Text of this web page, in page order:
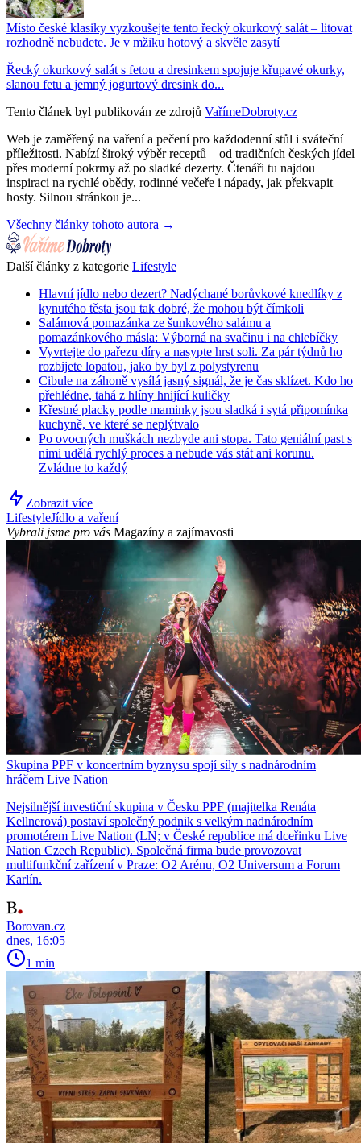
Místo české klasiky vyzkoušejte tento řecký okurkový salát – litovat
rozhodně nebudete. Je v mžiku hotový a skvěle zasytí
Řecký okurkový salát s fetou a dresinkem spojuje křupavé okurky,
slanou fetu a jemný jogurtový dresink do...
Tento článek byl publikován ze zdrojů VařímeDobroty.cz
Web je zaměřený na vaření a pečení pro každodenní stůl i sváteční
příležitosti. Nabízí široký výběr receptů – od tradičních českých jídel
přes moderní pokrmy až po sladké dezerty. Čtenáři tu najdou
inspiraci na rychlé obědy, rodinné večeře i nápady, jak překvapit
hosty. Silnou stránkou je...
Všechny články tohoto autora →
Další články z kategorie Lifestyle
Hlavní jídlo nebo dezert? Nadýchané borůvkové knedlíky z
kynutého těsta jsou tak dobré, že mohou být čímkoli
Salámová pomazánka ze šunkového salámu a
pomazánkového másla: Výborná na svačinu i na chlebíčky
Vyvrtejte do pařezu díry a nasypte hrst soli. Za pár týdnů ho
rozbijete lopatou, jako by byl z polystyrenu
Cibule na záhoně vysílá jasný signál, že je čas sklízet. Kdo ho
přehlédne, tahá z hlíny hnijící kuličky
Křestné placky podle maminky jsou sladká i sytá připomínka
kuchyně, ve které se neplýtvalo
Po ovocných muškách nezbyde ani stopa. Tato geniální past s
nimi udělá rychlý proces a nebude vás stát ani korunu.
Zvládne to každý
Zobrazit více
LifestyleJídlo a vaření
Vybrali jsme pro vás Magazíny a zajímavosti
Skupina PPF v koncertním byznysu spojí síly s nadnárodním
hráčem Live Nation
Nejsilnější investiční skupina v Česku PPF (majitelka Renáta
Kellnerová) postaví společný podnik s velkým nadnárodním
promotérem Live Nation (LN; v České republice má dceřinku Live
Nation Czech Republic). Společná firma bude provozovat
multifunkční zařízení v Praze: O2 Arénu, O2 Universum a Forum
Karlín.
Borovan.cz
dnes, 16:05
1 min